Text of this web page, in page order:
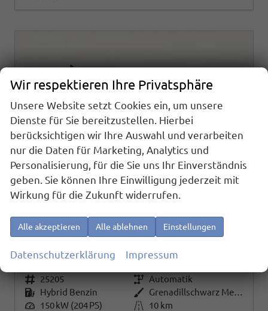
Volkswagen Golf
sofort lieferbar Fahrzeug mit Tageszulassung
Fahrzeugnr. 25205 Getriebe Automatik
Kraftstoff Hybrid Benzin Außenfarbe
Grenadillschwarz Metallic
Leistung 150 kW (204 PS) Kilometerstand
10 km
Wir respektieren Ihre Privatsphäre
Unsere Website setzt Cookies ein, um unsere
Dienste für Sie bereitzustellen. Hierbei
berücksichtigen wir Ihre Auswahl und verarbeiten
nur die Daten für Marketing, Analytics und
Personalisierung, für die Sie uns Ihr Einverständnis
geben. Sie können Ihre Einwilligung jederzeit mit
Wirkung für die Zukunft widerrufen.
Alle akzeptieren Alle ablehnen Einstellungen
Datenschutzerklärung Impressum